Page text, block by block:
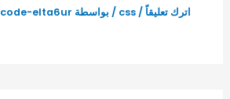
اترك تعليقاً/
css / بواسطة code-elta6ur